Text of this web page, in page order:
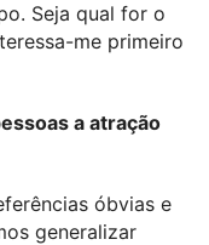
Seja qual for o
me primeiro
a atração
óbvias e
generalizar